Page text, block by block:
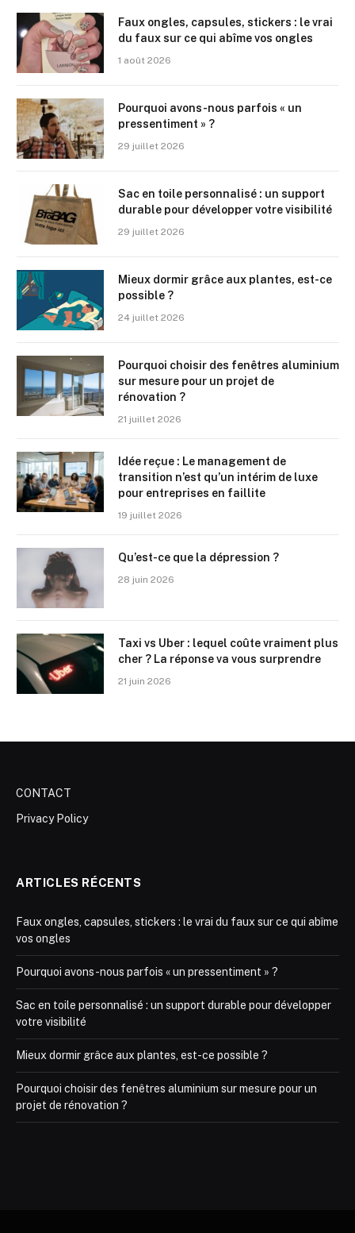
Faux ongles, capsules, stickers : le vrai
du faux sur ce qui abîme vos ongles
1 août 2026
Pourquoi avons-nous parfois « un
pressentiment » ?
29 juillet 2026
Sac en toile personnalisé : un support
durable pour développer votre visibilité
29 juillet 2026
Mieux dormir grâce aux plantes, est-ce
possible ?
24 juillet 2026
Pourquoi choisir des fenêtres aluminium
sur mesure pour un projet de
rénovation ?
21 juillet 2026
Idée reçue : Le management de
transition n’est qu’un intérim de luxe
pour entreprises en faillite
19 juillet 2026
Qu’est-ce que la dépression ?
28 juin 2026
Taxi vs Uber : lequel coûte vraiment plus
cher ? La réponse va vous surprendre
21 juin 2026
CONTACT
Privacy Policy
ARTICLES RÉCENTS
Faux ongles, capsules, stickers : le vrai du faux sur ce qui abîme
vos ongles
Pourquoi avons-nous parfois « un pressentiment » ?
Sac en toile personnalisé : un support durable pour développer
votre visibilité
Mieux dormir grâce aux plantes, est-ce possible ?
Pourquoi choisir des fenêtres aluminium sur mesure pour un
projet de rénovation ?